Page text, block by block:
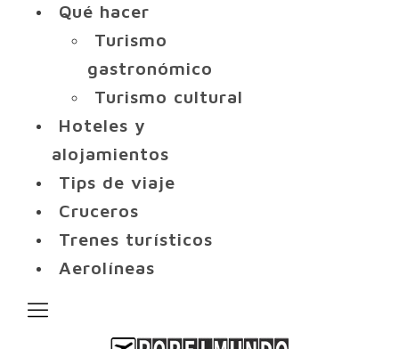
Qué hacer
Turismo
gastronómico
Turismo cultural
Hoteles y
alojamientos
Tips de viaje
Cruceros
Trenes turísticos
Aerolíneas